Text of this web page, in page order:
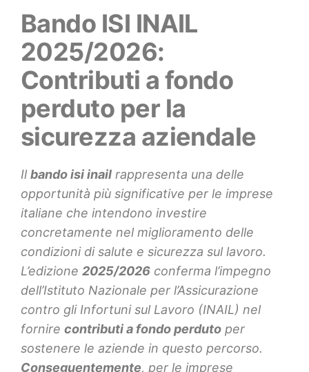
Bando ISI INAIL
2025/2026:
Contributi a fondo
perduto per la
sicurezza aziendale
Il bando isi inail rappresenta una delle
opportunità più significative per le imprese
italiane che intendono investire
concretamente nel miglioramento delle
condizioni di salute e sicurezza sul lavoro.
L’edizione 2025/2026 conferma l’impegno
dell’Istituto Nazionale per l’Assicurazione
contro gli Infortuni sul Lavoro (INAIL) nel
fornire contributi a fondo perduto per
sostenere le aziende in questo percorso.
Conseguentemente, per le imprese